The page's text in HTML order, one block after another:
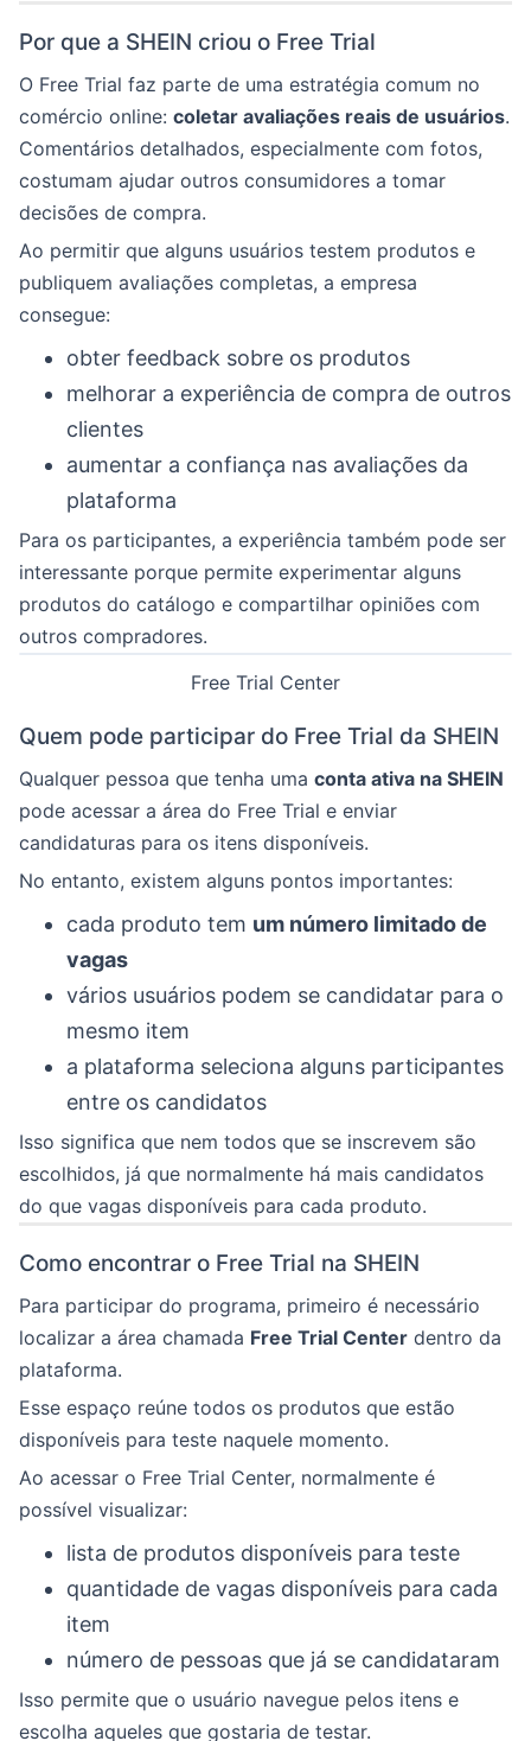
Por que a SHEIN criou o Free Trial
O Free Trial faz parte de uma estratégia comum no
comércio online: coletar avaliações reais de usuários.
Comentários detalhados, especialmente com fotos,
costumam ajudar outros consumidores a tomar
decisões de compra.
Ao permitir que alguns usuários testem produtos e
publiquem avaliações completas, a empresa
consegue:
obter feedback sobre os produtos
melhorar a experiência de compra de outros
clientes
aumentar a confiança nas avaliações da
plataforma
Para os participantes, a experiência também pode ser
interessante porque permite experimentar alguns
produtos do catálogo e compartilhar opiniões com
outros compradores.
Free Trial Center
Quem pode participar do Free Trial da SHEIN
Qualquer pessoa que tenha uma conta ativa na SHEIN
pode acessar a área do Free Trial e enviar
candidaturas para os itens disponíveis.
No entanto, existem alguns pontos importantes:
cada produto tem um número limitado de
vagas
vários usuários podem se candidatar para o
mesmo item
a plataforma seleciona alguns participantes
entre os candidatos
Isso significa que nem todos que se inscrevem são
escolhidos, já que normalmente há mais candidatos
do que vagas disponíveis para cada produto.
Como encontrar o Free Trial na SHEIN
Para participar do programa, primeiro é necessário
localizar a área chamada Free Trial Center dentro da
plataforma.
Esse espaço reúne todos os produtos que estão
disponíveis para teste naquele momento.
Ao acessar o Free Trial Center, normalmente é
possível visualizar:
lista de produtos disponíveis para teste
quantidade de vagas disponíveis para cada
item
número de pessoas que já se candidataram
Isso permite que o usuário navegue pelos itens e
escolha aqueles que gostaria de testar.